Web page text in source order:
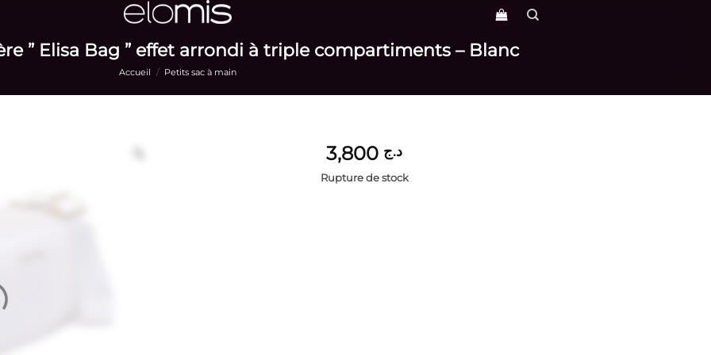
” Elisa Bag ” effet arrondi à triple compartiments – Blanc
Accueil / Petits sac à main
د.ج
Rupture de stock